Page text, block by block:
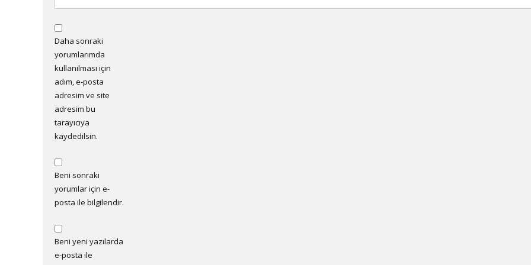
Daha sonraki
yorumlarımda
kullanılması için
adım, e-posta
adresim ve site
adresim bu
tarayıcıya
kaydedilsin.
Beni sonraki
yorumlar için e-
posta ile bilgilendir.
Beni yeni yazılarda
e-posta ile